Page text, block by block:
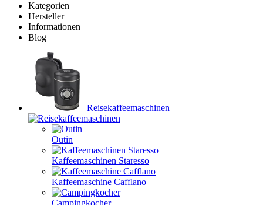
Kategorien
Hersteller
Informationen
Blog
Reisekaffeemaschinen
Outin
Kaffeemaschinen Staresso
Kaffeemaschine Cafflano
Campingkocher